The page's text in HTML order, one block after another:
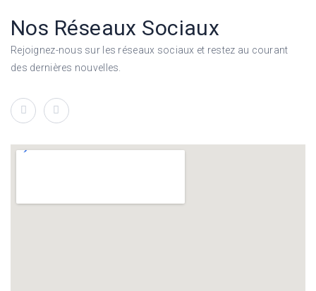
Nos Réseaux Sociaux
Rejoignez-nous sur les réseaux sociaux et restez au courant
des dernières nouvelles.